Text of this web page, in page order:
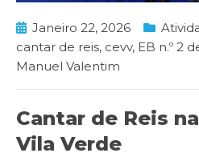
Janeiro 22, 2026
cantar de reis, cevv, EB n.º 2
Manuel Valentim
Cantar de Reis
Vila Verde